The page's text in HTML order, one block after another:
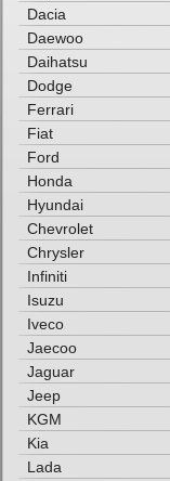
Dacia
Daewoo
Daihatsu
Dodge
Ferrari
Fiat
Ford
Honda
Hyundai
Chevrolet
Chrysler
Infiniti
Isuzu
Iveco
Jaecoo
Jaguar
Jeep
KGM
Kia
Lada